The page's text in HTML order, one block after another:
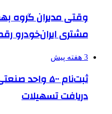
وقتی مدیران گروه
مشتری ایران‌خودرو
3 هفته پیش
ثبت‌نام ۵۰۰
دریافت تسهیلات